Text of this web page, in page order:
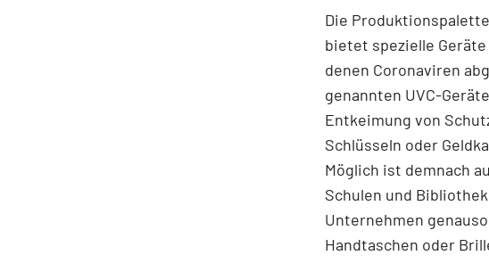
Die
bietet spezielle
denen Coronaviren
genannten UVC-
Entkeimung von
Schlüsseln oder
Möglich ist demnach
Schulen und
Unternehmen
Handtaschen oder